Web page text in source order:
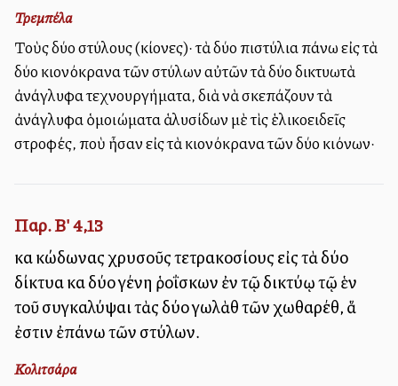
Τρεμπέλα
Τοὺς δύο στύλους (κίονες)· τὰ δύο ἐπιστύλια ἐπάνω εἰς τὰ
δύο κιονόκρανα τῶν στύλων αὐτῶν τὰ δύο δικτυωτὰ
ἀνάγλυφα τεχνουργήματα, διὰ νὰ σκεπάζουν τὰ
ἀνάγλυφα ὁμοιώματα ἁλυσίδων μὲ τὶς ἑλικοειδεῖς
στροφές, ποὺ ἦσαν εἰς τὰ κιονόκρανα τῶν δύο κιόνων·
Παρ. Β' 4,13
καὶ κώδωνας χρυσοῦς τετρακοσίους εἰς τὰ δύο
δίκτυα καὶ δύο γένη ῥοΐσκων ἐν τῷ δικτύῳ τῷ ἑνὶ
τοῦ συγκαλύψαι τὰς δύο γωλὰθ τῶν χωθαρέθ, ἅ
ἐστιν ἐπάνω τῶν στύλων.
Κολιτσάρα